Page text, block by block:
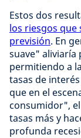
Estos dos
los riesgos que
previsión. En
suave" aliviaría
permitiendo a
tasas de
que en el
consumidor",
tasas más y
profunda